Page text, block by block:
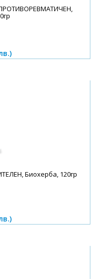
Биохерба, 120гр